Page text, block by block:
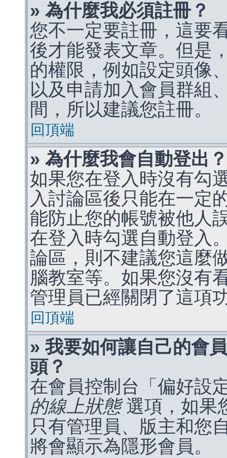
» 為什麼我必須註冊？
您不一定要註冊，這要
後才能發表文章。但是
的權限，例如設定頭像
以及申請加入會員群組
間，所以建議您註冊。
回頂端
» 為什麼我會自動登出？
如果您在登入時沒有勾
入討論區後只能在一定
能防止您的帳號被他人
在登入時勾選自動登入
論區，則不建議您這麼
腦教室等。如果您沒有
管理員已經關閉了這項
回頂端
» 我要如何讓自己的會
頭？
在會員控制台「偏好設
的線上狀態選項，如果
只有管理員、版主和您
將會顯示為隱形會員。